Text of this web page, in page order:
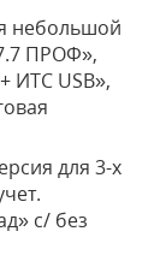
небольшой
ПРОФ»,
ИТС USB»,
для 3-х
с/ без